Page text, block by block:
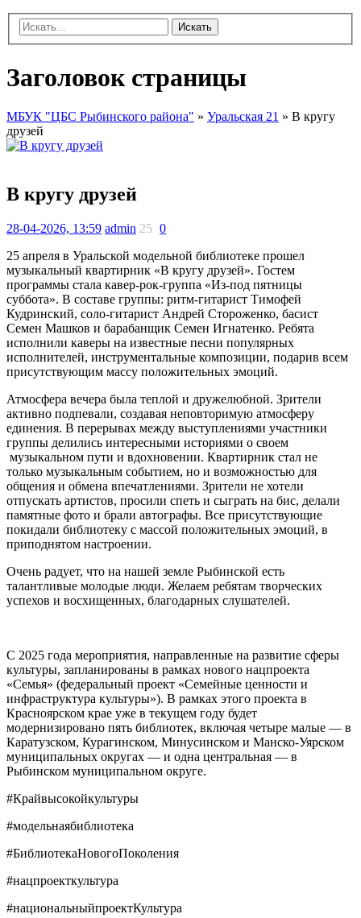
Искать
Заголовок страницы
МБУК "ЦБС Рыбинского района" » Уральская 21 » В кругу
друзей
В кругу друзей
28-04-2026, 13:59 admin 25 0
25 апреля в Уральской модельной библиотеке прошел
музыкальный квартирник «В кругу друзей». Гостем
программы стала кавер-рок-группа «Из-под пятницы
суббота». В составе группы: ритм-гитарист Тимофей
Кудринский, соло-гитарист Андрей Стороженко, басист
Семен Машков и барабанщик Семен Игнатенко. Ребята
исполнили каверы на известные песни популярных
исполнителей, инструментальные композиции, подарив всем
присутствующим массу положительных эмоций.
Атмосфера вечера была теплой и дружелюбной. Зрители
активно подпевали, создавая неповторимую атмосферу
единения. В перерывах между выступлениями участники
группы делились интересными историями о своем
музыкальном пути и вдохновении. Квартирник стал не
только музыкальным событием, но и возможностью для
общения и обмена впечатлениями. Зрители не хотели
отпускать артистов, просили спеть и сыграть на бис, делали
памятные фото и брали автографы. Все присутствующие
покидали библиотеку с массой положительных эмоций, в
приподнятом настроении.
Очень радует, что на нашей земле Рыбинской есть
талантливые молодые люди. Желаем ребятам творческих
успехов и восхищенных, благодарных слушателей.
С 2025 года мероприятия, направленные на развитие сферы
культуры, запланированы в рамках нового нацпроекта
«Семья» (федеральный проект «Семейные ценности и
инфраструктура культуры»). В рамках этого проекта в
Красноярском крае уже в текущем году будет
модернизировано пять библиотек, включая четыре малые — в
Каратузском, Курагинском, Минусинском и Манско-Уярском
муниципальных округах — и одна центральная — в
Рыбинском муниципальном округе.
#Крайвысокойкультуры
#модельнаябиблиотека
#БиблиотекаНовогоПоколения
#нацпроекткультура
#национальныйпроектКультура